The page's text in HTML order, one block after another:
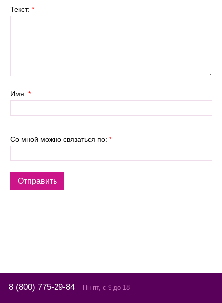
Текст: *
Имя: *
Со мной можно связаться по: *
8 (800) 775-29-84 Пн-пт, с 9 до 18